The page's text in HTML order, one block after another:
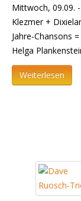
Mittwoch, 09.09.
Klezmer +
Jahre-Chansons =
Helga
Weiterlesen